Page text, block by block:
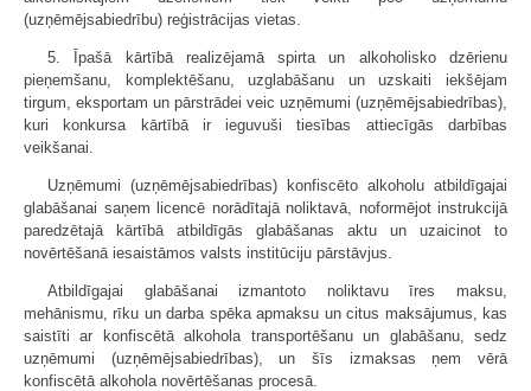
(uzņēmējsabiedrību) reģistrācijas vietas.
5. Īpašā kārtībā realizējamā spirta un alkoholisko dzērienu
pieņemšanu, komplektēšanu, uzglabāšanu un uzskaiti iekšējam
tirgum, eksportam un pārstrādei veic uzņēmumi (uzņēmējsabiedrības),
kuri konkursa kārtībā ir ieguvuši tiesības attiecīgās darbības
veikšanai.
Uzņēmumi (uzņēmējsabiedrības) konfiscēto alkoholu atbildīgajai
glabāšanai saņem licencē norādītajā noliktavā, noformējot instrukcijā
paredzētajā kārtībā atbildīgās glabāšanas aktu un uzaicinot to
novērtēšanā iesaistāmos valsts institūciju pārstāvjus.
Atbildīgajai glabāšanai izmantoto noliktavu īres maksu,
mehānismu, rīku un darba spēka apmaksu un citus maksājumus, kas
saistīti ar konfiscētā alkohola transportēšanu un glabāšanu, sedz
uzņēmumi (uzņēmējsabiedrības), un šīs izmaksas ņem vērā
konfiscētā alkohola novērtēšanas procesā.